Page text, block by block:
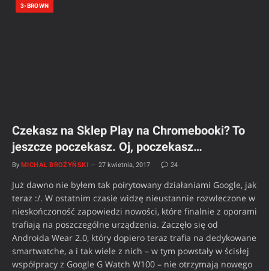
3-BROWN
Czekasz na Sklep Play na Chromebooki? To
jeszcze poczekasz. Oj, poczekasz…
By MICHAŁ BROŻYŃSKI 27 kwietnia, 2017 24
Już dawno nie byłem tak poirytowany działaniami Google, jak
teraz :/. W ostatnim czasie widzę nieustannie rozwleczone w
nieskończoność zapowiedzi nowości, które finalnie z oporami
trafiają na poszczególne urządzenia. Zaczęło się od
Androida Wear 2.0, który dopiero teraz trafia na dedykowane
smartwatche, a i tak wiele z nich – w tym powstały w ścisłej
współpracy z Google G Watch W100 – nie otrzymają nowego